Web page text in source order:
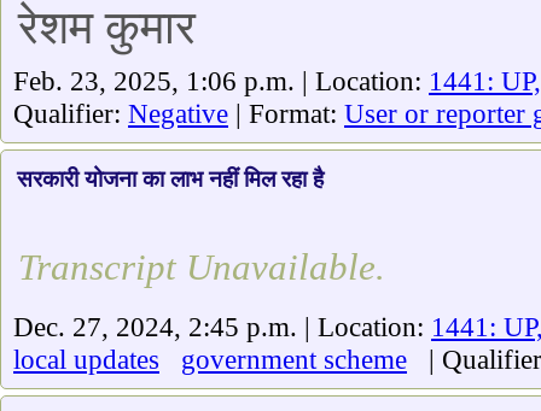
रेशम कुमार
Feb. 23, 2025, 1:06 p.m. | Location: 1441:
Qualifier: Negative | Format: User or reporter
सरकारी योजना का लाभ नहीं मिल रहा है
Transcript Unavailable.
Dec. 27, 2024, 2:45 p.m. | Location: 1441:
local updates
government scheme |